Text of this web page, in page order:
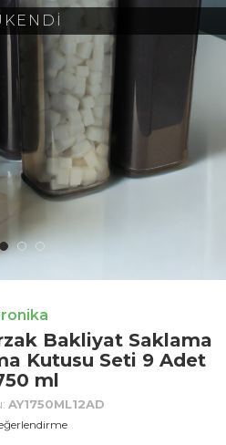
Bakliyat Saklama
Kutusu Seti 9 Adet
ml
AY1750ML12AD